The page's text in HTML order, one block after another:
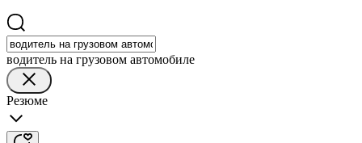
водитель на грузовом автомобиле
Резюме